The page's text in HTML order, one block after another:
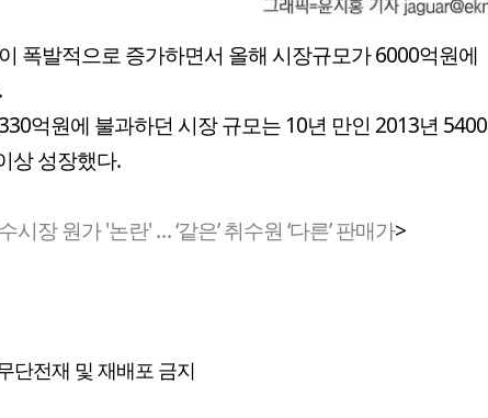
폭발적으로 증가하면서 올해 시장규모가 6000억원에
억원에 불과하던 시장 규모는 10년 만인 2013년 5400
상 성장했다.
시장 원가 '논란' … ‘같은’ 취수원 ‘다른’ 판매가>
단전재 및 재배포 금지